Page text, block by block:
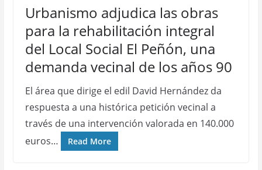
Urbanismo adjudica las obras
para la rehabilitación integral
del Local Social El Peñón, una
demanda vecinal de los años 90
El área que dirige el edil David Hernández da
respuesta a una histórica petición vecinal a
través de una intervención valorada en 140.000
euros…
Read More